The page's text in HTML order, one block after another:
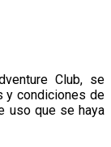
Club, se
y condiciones de
uso que se haya